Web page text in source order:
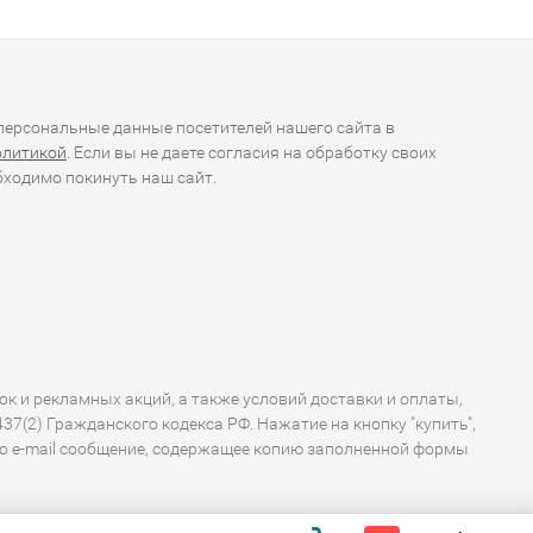
данные посетителей нашего сайта в
. Если вы не даете согласия на обработку своих
покинуть наш сайт.
и рекламных акций, а также условий доставки и оплаты,
Гражданского кодекса РФ. Нажатие на кнопку "купить",
e-mail сообщение, содержащее копию заполненной формы